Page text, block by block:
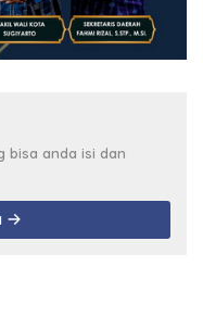
bisa anda isi dan